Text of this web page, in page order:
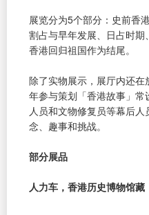
展览分为5个部分：史前香
割占与早年发展、日占时
香港回归祖国作为结尾。
除了实物展示，展厅内还在
年参与策划「香港故事」
人员和文物修复员等幕后
念、趣事和挑战。
部分展品
人力车，香港历史博物馆藏